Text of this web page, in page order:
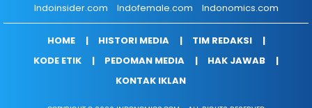
Indoinsider.com
Indofemale.com Indonomics.com
HOME HISTORI MEDIA
TIM REDAKSI
KODE ETIK
PEDOMAN MEDIA
HAK JAWAB
KONTAK IKLAN